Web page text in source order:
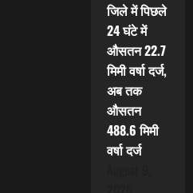
जिले में पिछले
24 घंटे में
औसतन 22.7
मिमी वर्षा दर्ज,
अब तक
औसतन
488.6 मिमी
वर्षा दर्ज